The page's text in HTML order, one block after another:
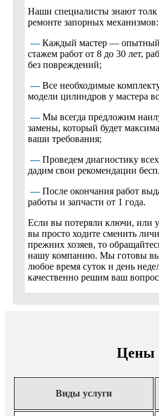
Наши специалисты знают
ремонте запорных механизмов:
—Каждый мастер — опытный
стажем работ от 8 до 30 лет,
без повреждений;
—Все необходимые
модели цилиндров у мастера
—Мы всегда предложим
замены, который будет
ваши требования;
—Проведем диагностику
дадим свои рекомендации
—После окончания работ
работы и запчасти от 1 года.
Если вы потеряли ключи, или
вы просто ходите сменить
прежних хозяев, то
нашу компанию. Мы готовы
любое время суток и день
качественно решим ваш
Цены
Виды услуги